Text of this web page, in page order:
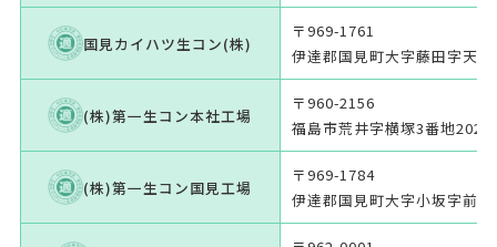
国見カイハツ生コン(株)
〒969-1761
伊達郡国見町大字藤田字天
(株)第一生コン本社工場
〒960-2156
福島市荒井字横塚3番地202
(株)第一生コン国見工場
〒969-1784
伊達郡国見町大字小坂字前4-